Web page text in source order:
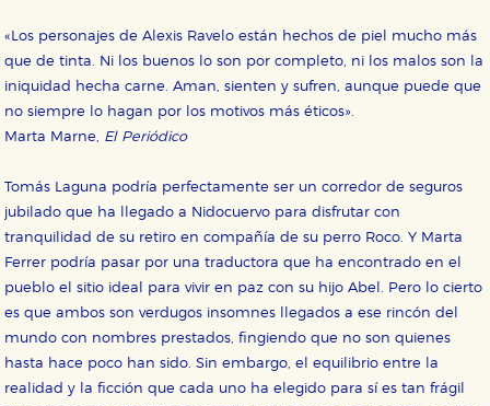
«Los personajes de Alexis Ravelo están hechos de piel mucho más
que de tinta. Ni los buenos lo son por completo, ni los malos son la
iniquidad hecha carne. Aman, sienten y sufren, aunque puede que
no siempre lo hagan por los motivos más éticos».
Marta Marne, El Periódico
Tomás Laguna podría perfectamente ser un corredor de seguros
jubilado que ha llegado a Nidocuervo para disfrutar con
tranquilidad de su retiro en compañía de su perro Roco. Y Marta
Ferrer podría pasar por una traductora que ha encontrado en el
pueblo el sitio ideal para vivir en paz con su hijo Abel. Pero lo cierto
es que ambos son verdugos insomnes llegados a ese rincón del
mundo con nombres prestados, fingiendo que no son quienes
hasta hace poco han sido. Sin embargo, el equilibrio entre la
realidad y la ficción que cada uno ha elegido para sí es tan frágil